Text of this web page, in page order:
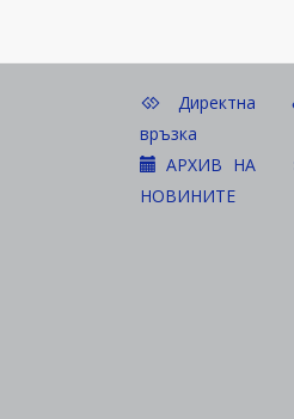
Директна
връзка
АРХИВ НА
НОВИНИТЕ